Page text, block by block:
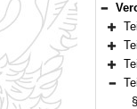
Verordnung
§